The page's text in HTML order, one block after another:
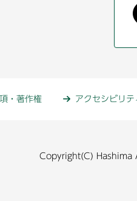
・著作権 アクセシビリ
Copyright(C) Hashima